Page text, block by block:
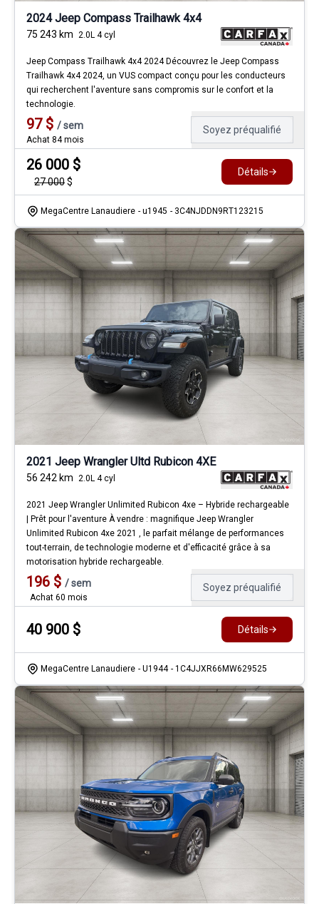
2024 Jeep Compass Trailhawk 4x4
75 243 km 2.0L 4 cyl
Jeep Compass Trailhawk 4x4 2024 Découvrez le Jeep Compass
Trailhawk 4x4 2024, un VUS compact conçu pour les conducteurs
qui recherchent l'aventure sans compromis sur le confort et la
technologie.
97$ /sem
Achat 84 mois
Soyez préqualifié
26 000 $
27 000$
Détails
MegaCentre Lanaudiere - u1945 - 3C4NJDDN9RT123215
2021 Jeep Wrangler Ultd Rubicon 4XE
56 242 km 2.0L 4 cyl
2021 Jeep Wrangler Unlimited Rubicon 4xe – Hybride rechargeable
| Prêt pour l'aventure À vendre : magnifique Jeep Wrangler
Unlimited Rubicon 4xe 2021 , le parfait mélange de performances
tout-terrain, de technologie moderne et d'efficacité grâce à sa
motorisation hybride rechargeable.
196 $ /sem
Achat 60 mois
Soyez préqualifié
40 900 $ Détails
MegaCentre Lanaudiere - U1944 - 1C4JJXR66MW629525